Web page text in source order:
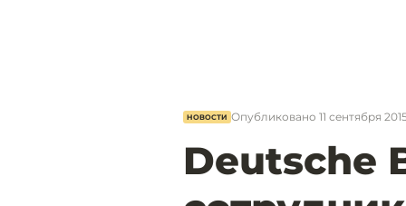
НОВОСТИ Опубликовано 11 сентября
Deutsche